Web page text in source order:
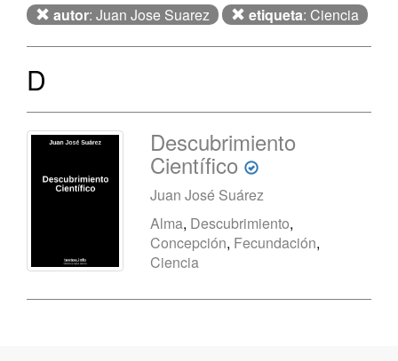
autor: Juan Jose Suarez etiqueta: Ciencia
D
Descubrimiento
Científico
Juan José Suárez
Alma, Descubrimiento,
Concepción, Fecundación,
Ciencia